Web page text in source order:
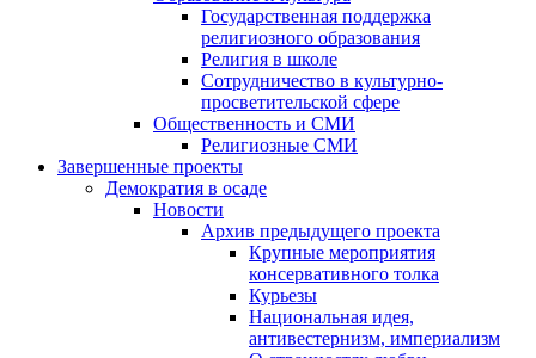
Государственная поддержка
религиозного образования
Религия в школе
Сотрудничество в культурно-
просветительской сфере
Общественность и СМИ
Религиозные СМИ
Завершенные проекты
Демократия в осаде
Новости
Архив предыдущего проекта
Крупные мероприятия
консервативного толка
Курьезы
Национальная идея,
антивестернизм, империализм